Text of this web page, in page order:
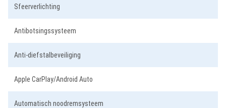
Sfeerverlichting
Antibotsingssysteem
Anti-diefstalbeveiliging
Apple CarPlay/Android Auto
Automatisch noodremsysteem